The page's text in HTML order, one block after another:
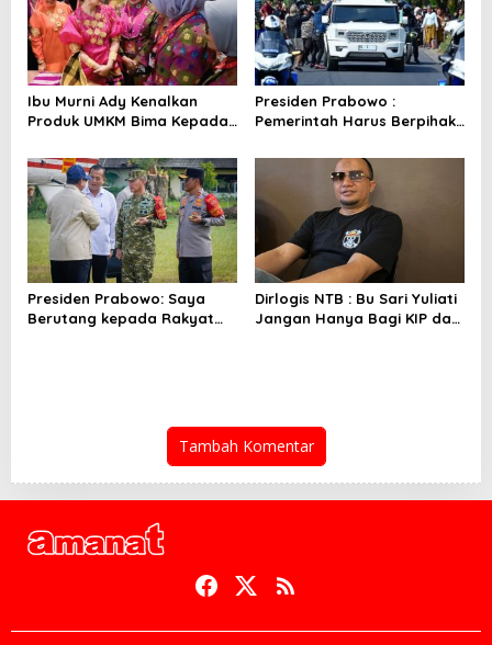
Ibu Murni Ady Kenalkan
Produk UMKM Bima Kepada
Presiden Prabowo :
Pemerintah Harus Berpihak
Presiden Prabowo: Saya
Berutang kepada Rakyat
Dirlogis NTB : Bu Sari Yuliati
Jangan Hanya Bagi KIP dan
Tambah Komentar